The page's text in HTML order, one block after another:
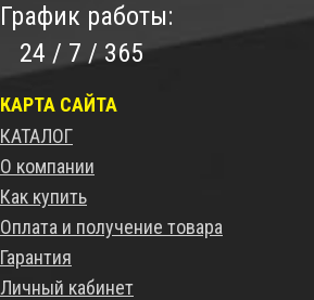
График работы:
24 / 7 / 365
КАРТА САЙТА
КАТАЛОГ
О компании
Как купить
Оплата и получение товара
Гарантия
Личный кабинет